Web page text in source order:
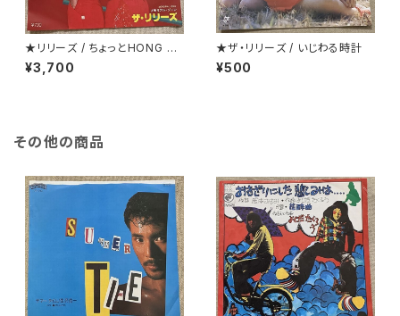
★リリーズ / ちょっとHONG K
ONG TOWN
¥3,700
★ザ・リリーズ / いじわる時計
¥500
その他の商品